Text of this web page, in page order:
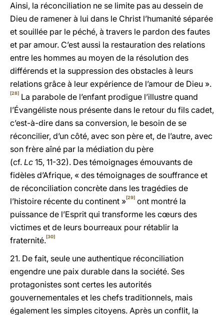
Ainsi, la réconciliation ne se limite pas au dessein de
Dieu de ramener à lui dans le Christ l’humanité séparée
et souillée par le péché, à travers le pardon des fautes
et par amour. C’est aussi la restauration des relations
entre les hommes au moyen de la résolution des
différends et la suppression des obstacles à leurs
relations grâce à leur expérience de l’amour de Dieu ».
[28] La parabole de l’enfant prodigue l’illustre quand
l’Évangéliste nous présente dans le retour du fils cadet,
c’est-à-dire dans sa conversion, le besoin de se
réconcilier, d’un côté, avec son père et, de l’autre, avec
son frère aîné par la médiation du père
(cf. Lc 15, 11-32). Des témoignages émouvants de
fidèles d’Afrique, « des témoignages de souffrance et
de réconciliation concrète dans les tragédies de
l’histoire récente du continent »[29] ont montré la
puissance de l’Esprit qui transforme les cœurs des
victimes et de leurs bourreaux pour rétablir la
fraternité.[30]
21. De fait, seule une authentique réconciliation
engendre une paix durable dans la société. Ses
protagonistes sont certes les autorités
gouvernementales et les chefs traditionnels, mais
également les simples citoyens. Après un conflit, la